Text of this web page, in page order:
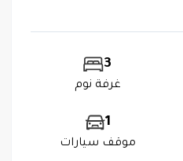
3
غرفة نوم
1
موقف سيارات